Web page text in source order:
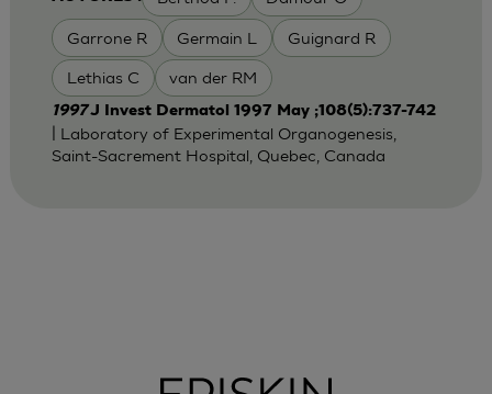
Garrone R Germain L Guignard R
Lethias C van der RM
1997J Invest Dermatol 1997 May ;108(5):737-742
| Laboratory of Experimental Organogenesis,
Saint-Sacrement Hospital, Quebec, Canada